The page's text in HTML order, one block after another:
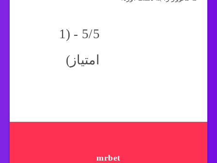
5/5 - (1
امتیاز)
mrbet